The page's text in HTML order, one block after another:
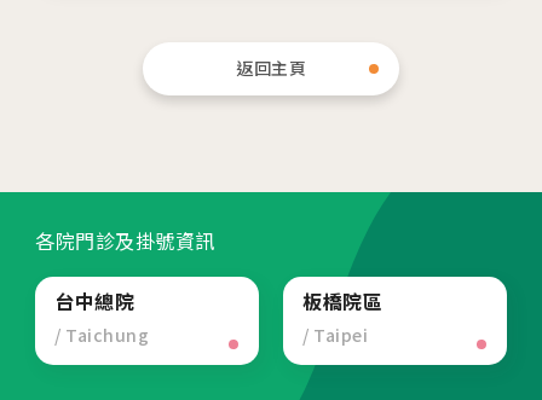
返回主頁
各院門診及掛號資訊
台中總院
/ Taichung
板橋院區
/ Taipei